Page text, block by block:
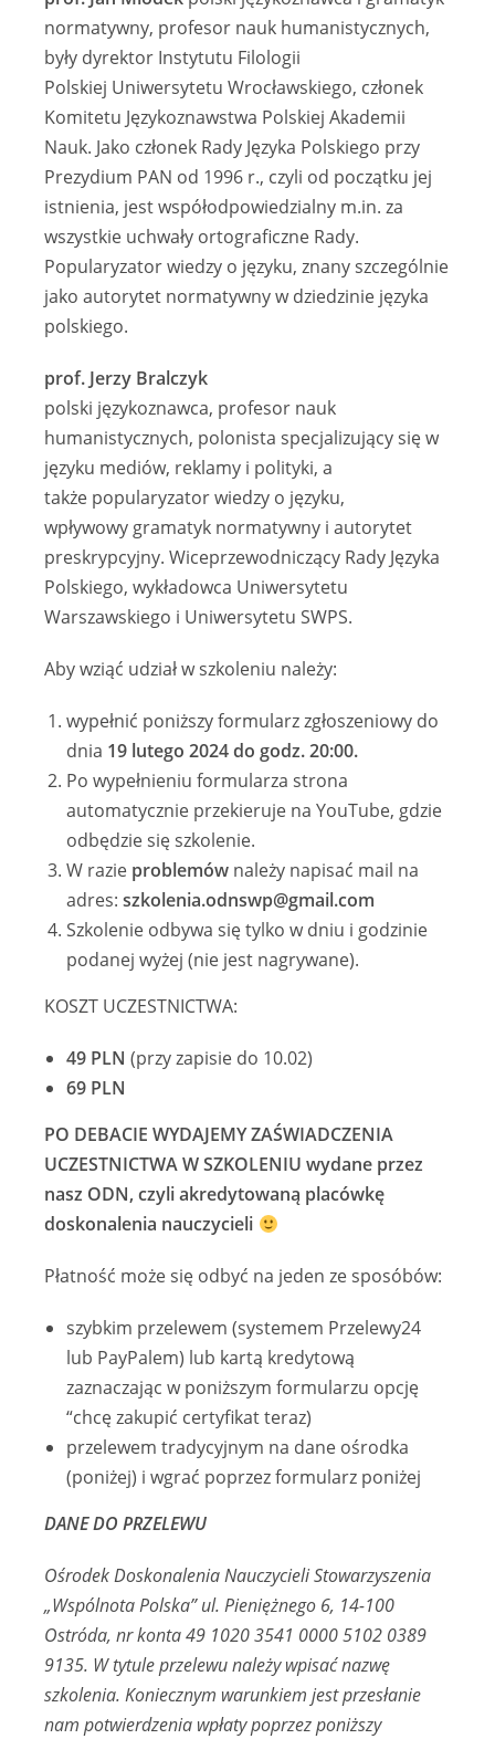
normatywny, profesor nauk humanistycznych,
były dyrektor Instytutu Filologii
Polskiej Uniwersytetu Wrocławskiego, członek
Komitetu Językoznawstwa Polskiej Akademii
Nauk. Jako członek Rady Języka Polskiego przy
Prezydium PAN od 1996 r., czyli od początku jej
istnienia, jest współodpowiedzialny m.in. za
wszystkie uchwały ortograficzne Rady.
Popularyzator wiedzy o języku, znany szczególnie
jako autorytet normatywny w dziedzinie języka
polskiego.
prof. Jerzy Bralczyk
polski językoznawca, profesor nauk
humanistycznych, polonista specjalizujący się w
języku mediów, reklamy i polityki, a
także popularyzator wiedzy o języku,
wpływowy gramatyk normatywny i autorytet
preskrypcyjny. Wiceprzewodniczący Rady Języka
Polskiego, wykładowca Uniwersytetu
Warszawskiego i Uniwersytetu SWPS.
Aby wziąć udział w szkoleniu należy:
wypełnić poniższy formularz zgłoszeniowy do
dnia 19 lutego 2024 do godz. 20:00.
Po wypełnieniu formularza strona
automatycznie przekieruje na YouTube, gdzie
odbędzie się szkolenie.
W razie problemów należy napisać mail na
adres:szkolenia.odnswp@gmail.com
Szkolenie odbywa się tylko w dniu i godzinie
podanej wyżej (nie jest nagrywane).
KOSZT UCZESTNICTWA:
49 PLN (przy zapisie do 10.02)
69 PLN
PO DEBACIE WYDAJEMY ZAŚWIADCZENIA
UCZESTNICTWA W SZKOLENIU wydane przez
nasz ODN, czyli akredytowaną placówkę
doskonalenia nauczycieli
Płatność może się odbyć na jeden ze sposóbów:
szybkim przelewem (systemem Przelewy24
lub PayPalem) lub kartą kredytową
zaznaczając w poniższym formularzu opcję
“chcę zakupić certyfikat teraz)
przelewem tradycyjnym na dane ośrodka
(poniżej) i wgrać poprzez formularz poniżej
DANE DO PRZELEWU
Ośrodek Doskonalenia Nauczycieli Stowarzyszenia
„Wspólnota Polska” ul. Pieniężnego 6, 14-100
Ostróda, nr konta 49 1020 3541 0000 5102 0389
9135. W tytule przelewu należy wpisać nazwę
szkolenia. Koniecznym warunkiem jest przesłanie
nam potwierdzenia wpłaty poprzez poniższy